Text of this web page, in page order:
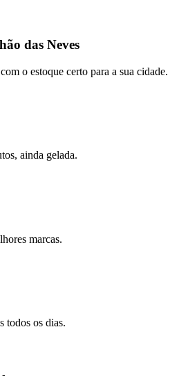
das Neves
o estoque certo para a sua cidade.
ainda gelada.
marcas.
todos os dias.